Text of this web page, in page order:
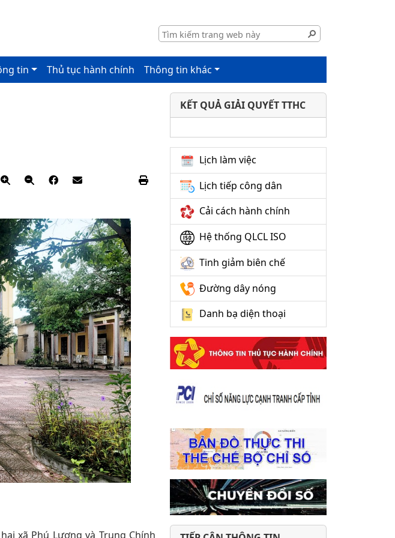
tin Thủ tục hành chính Thông tin khác
xã Phú Lương và Trung Chính
KẾT QUẢ GIẢI QUYẾT TTHC
Lịch làm việc
Lịch tiếp công dân
Cải cách hành chính
Hệ thống QLCL ISO
Tinh giảm biên chế
Đường dây nóng
Danh bạ diện thoại